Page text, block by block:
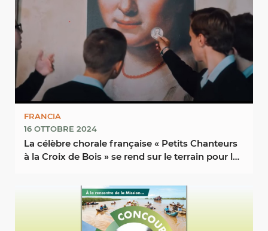
FRANCIA
16 OTTOBRE 2024
La célèbre chorale française « Petits Chanteurs
à la Croix de Bois » se rend sur le terrain pour la